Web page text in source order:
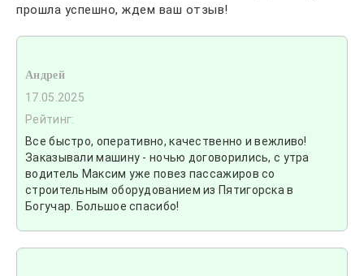
прошла успешно, ждем ваш отзыв!
Андрей
17.05.2025
Рейтинг:
Все быстро, оперативно, качественно и вежливо!
Заказывали машину - ночью договорились, с утра
водитель Максим уже повез пассажиров со
строительным оборудованием из Пятигорска в
Богучар. Большое спасибо!